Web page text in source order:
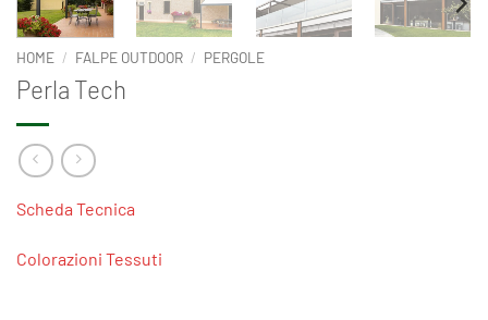
HOME / FALPE OUTDOOR / PERGOLE
Perla Tech
Scheda Tecnica
Colorazioni Tessuti